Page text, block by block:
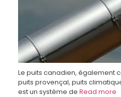
Le puits canadien, également
puits provençal, puits
est un système de Read more